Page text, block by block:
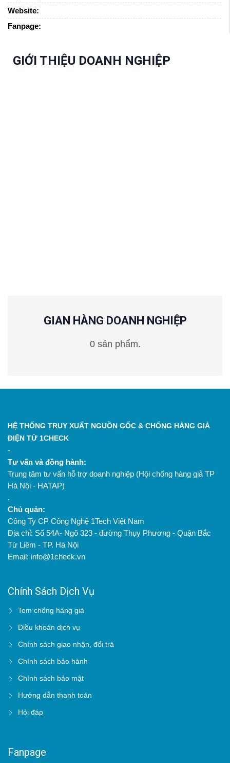
Website:
Fanpage:
GIỚI THIỆU DOANH NGHIỆP
GIAN HÀNG DOANH NGHIỆP
0 sản phẩm.
HỆ THỐNG TRUY XUẤT NGUỒN GỐC & CHỐNG HÀNG GIẢ
ĐIỆN TỬ 1CHECK
-
Tư vấn và đồng hành:
Trung tâm tư vấn hỗ trợ doanh nghiệp (Hội chống hàng giả TP
Hà Nội - HATAP)
.
Chủ quản:
Công Ty CP Công Nghệ 1Tech Việt Nam
Địa chỉ: Số 54A- Ngõ 323 - đường Thụy Phương - Quận Bắc
Từ Liêm - TP. Hà Nội
Email: info@1check.vn
Chính Sách Dịch Vụ
Tem chống hàng giả
Điều khoản dịch vụ
Chính sách giao nhận, đổi trả
Chính sách bảo hành
Chính sách bảo mật
Hướng dẫn thanh toán
Hỏi đáp
Fanpage